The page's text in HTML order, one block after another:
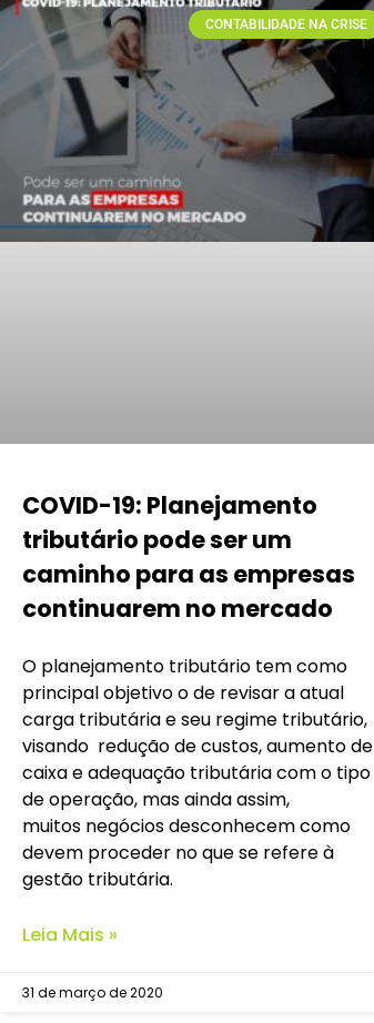
CONTABILIDADE NA CRISE
COVID-19: Planejamento
tributário pode ser um
caminho para as empresas
continuarem no mercado
O planejamento tributário tem como
principal objetivo o de revisar a atual
carga tributária e seu regime tributário,
visando redução de custos, aumento de
caixa e adequação tributária com o tipo
de operação, mas ainda assim,
muitos negócios desconhecem como
devem proceder no que se refere à
gestão tributária.
Leia Mais »
31 de março de 2020